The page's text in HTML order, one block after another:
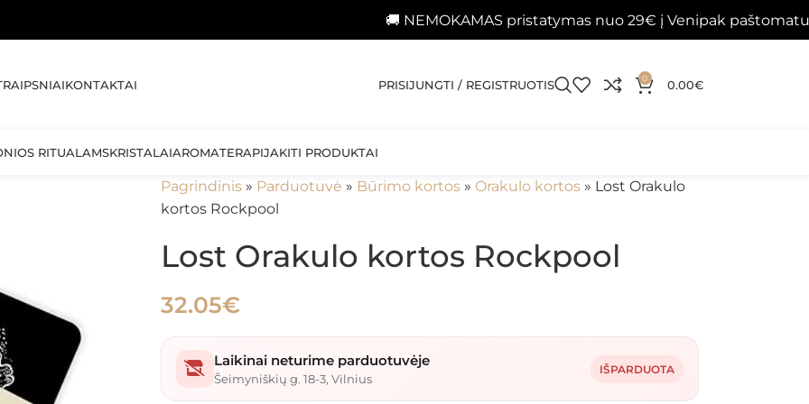
🚚 NEMOKAMAS pristatymas nuo 29€ į Venipak paštomatus 📦
KONTAKTAI PRISIJUNGTI / REGISTRUOTIS 0 0.00€
RITUALAMSKRISTALAIAROMATERAPIJAKITI PRODUKTAI
Pagrindinis» Parduotuvė » Būrimo kortos» Orakulo kortos» Lost Orakulo
kortos Rockpool
Lost Orakulo kortos Rockpool
32.05€
Laikinai neturime parduotuvėje
Šeimyniškių g. 18-3, Vilnius
IŠPARDUOTA